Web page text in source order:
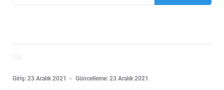
Giriş: 23 Aralık 2021 Güncelleme: 23 Aralık 2021